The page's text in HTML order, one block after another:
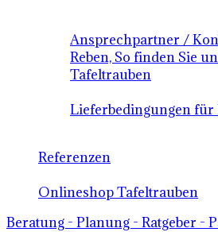
Ansprechpartner /
Reben, So finden Sie
Tafeltrauben
Lieferbedingungen für
Referenzen
Onlineshop Tafeltrauben
Beratung - Planung - Ratgeber -